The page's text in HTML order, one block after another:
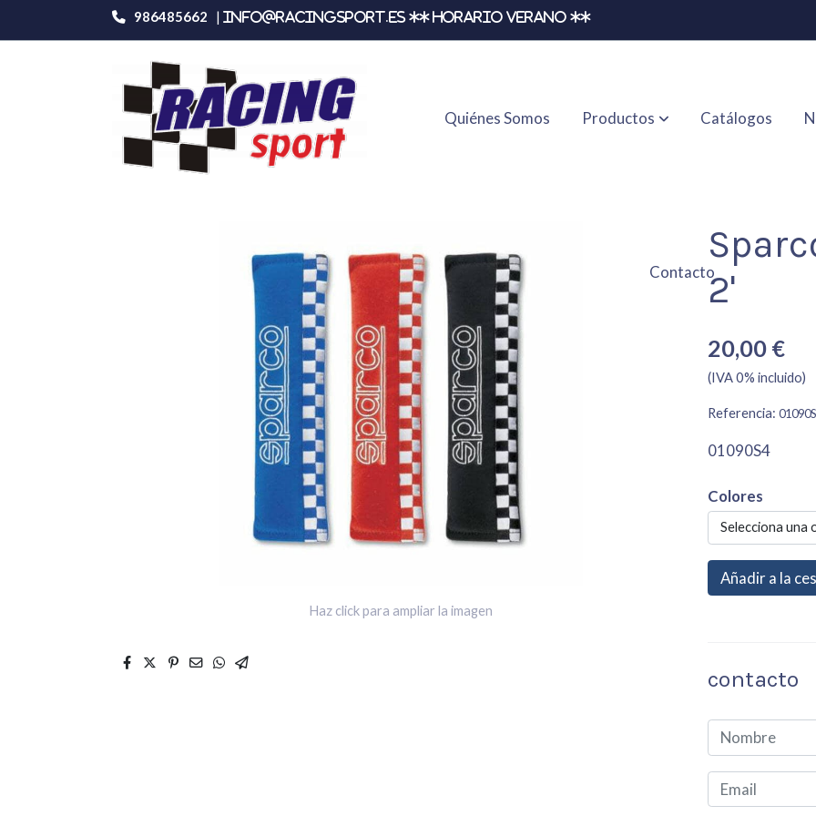
986485662 | info@racingsport.es ** HORARIO VERANO **
Quiénes Somos Productos Catálogos
Contacto
Productos Sparco Protector Arnes 2'
Haz click para ampliar la imagen
2'
20,00 €
(IVA 0% incluido)
Referencia:
01090S4
Colores
Selecciona una
Añadir a la
contacto